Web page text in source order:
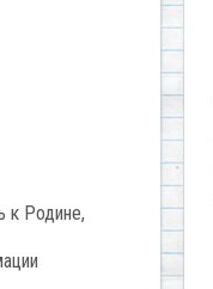
к Родине,